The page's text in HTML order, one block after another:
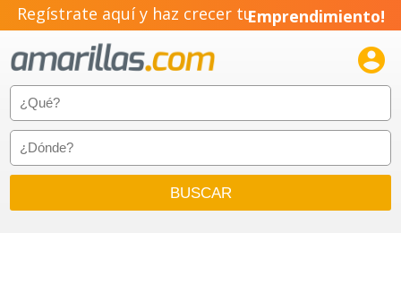
Regístrate aquí y haz crecer tuEmprendimiento!
